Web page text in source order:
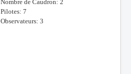
Nombre de Caudron: 2
Pilotes: 7
Observateurs: 3